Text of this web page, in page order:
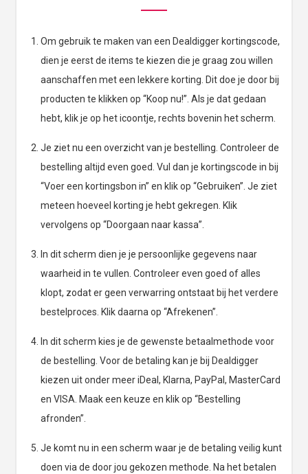
Om gebruik te maken van een Dealdigger kortingscode,
dien je eerst de items te kiezen die je graag zou willen
aanschaffen met een lekkere korting. Dit doe je door bij
producten te klikken op “Koop nu!”. Als je dat gedaan
hebt, klik je op het icoontje, rechts bovenin het scherm.
Je ziet nu een overzicht van je bestelling. Controleer de
bestelling altijd even goed. Vul dan je kortingscode in bij
“Voer een kortingsbon in” en klik op “Gebruiken”. Je ziet
meteen hoeveel korting je hebt gekregen. Klik
vervolgens op “Doorgaan naar kassa”.
In dit scherm dien je je persoonlijke gegevens naar
waarheid in te vullen. Controleer even goed of alles
klopt, zodat er geen verwarring ontstaat bij het verdere
bestelproces. Klik daarna op “Afrekenen”.
In dit scherm kies je de gewenste betaalmethode voor
de bestelling. Voor de betaling kan je bij Dealdigger
kiezen uit onder meer iDeal, Klarna, PayPal, MasterCard
en VISA. Maak een keuze en klik op “Bestelling
afronden”.
Je komt nu in een scherm waar je de betaling veilig kunt
doen via de door jou gekozen methode. Na het betalen